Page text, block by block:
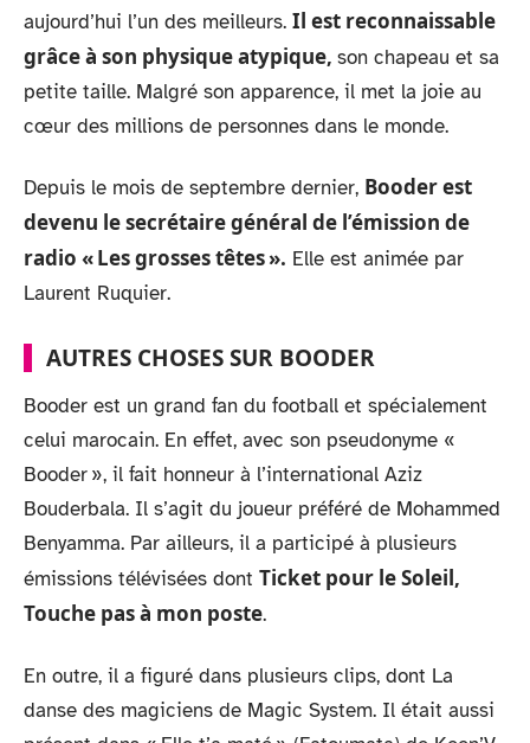
aujourd’hui l’un des meilleurs. Il est reconnaissable
grâce à son physique atypique, son chapeau et sa
petite taille. Malgré son apparence, il met la joie au
cœur des millions de personnes dans le monde.
Depuis le mois de septembre dernier, Booder est
devenu le secrétaire général de l’émission de
radio « Les grosses têtes ». Elle est animée par
Laurent Ruquier.
AUTRES CHOSES SUR BOODER
Booder est un grand fan du football et spécialement
celui marocain. En effet, avec son pseudonyme «
Booder », il fait honneur à l’international Aziz
Bouderbala. Il s’agit du joueur préféré de Mohammed
Benyamma. Par ailleurs, il a participé à plusieurs
émissions télévisées dont Ticket pour le Soleil,
Touche pas à mon poste.
En outre, il a figuré dans plusieurs clips, dont La
danse des magiciens de Magic System. Il était aussi